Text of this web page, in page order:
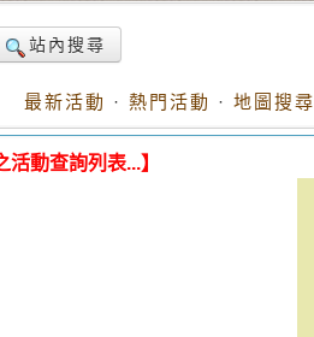
站內搜尋
最新活動 · 熱門活動 · 地圖搜尋
活動查詢列表...】